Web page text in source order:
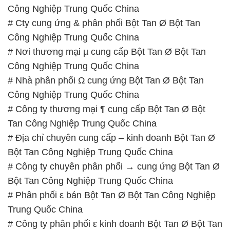
Công Nghiệp Trung Quốc China
# Cty cung ứng & phân phối Bột Tan Ø Bột Tan
Công Nghiệp Trung Quốc China
# Nơi thương mại µ cung cấp Bột Tan Ø Bột Tan
Công Nghiệp Trung Quốc China
# Nhà phân phối Ω cung ứng Bột Tan Ø Bột Tan
Công Nghiệp Trung Quốc China
# Công ty thương mại ¶ cung cấp Bột Tan Ø Bột
Tan Công Nghiệp Trung Quốc China
# Địa chỉ chuyên cung cấp – kinh doanh Bột Tan Ø
Bột Tan Công Nghiệp Trung Quốc China
# Công ty chuyên phân phối → cung ứng Bột Tan Ø
Bột Tan Công Nghiệp Trung Quốc China
# Phân phối ε bán Bột Tan Ø Bột Tan Công Nghiệp
Trung Quốc China
# Công ty phân phối ε kinh doanh Bột Tan Ø Bột Tan